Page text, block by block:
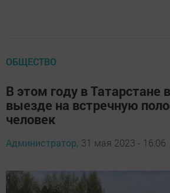
ОБЩЕСТВО
В этом году в Татарстане
выезде на встречную
человек
Администратор, 31 мая 2023 - 16:06